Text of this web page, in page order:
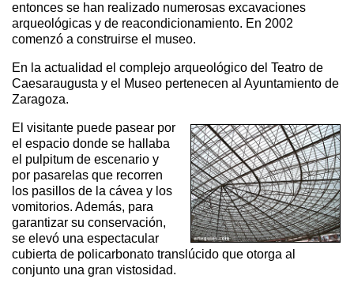
entonces se han realizado numerosas excavaciones
arqueológicas y de reacondicionamiento. En 2002
comenzó a construirse el museo.
En la actualidad el complejo arqueológico del Teatro de
Caesaraugusta y el Museo pertenecen al Ayuntamiento de
Zaragoza.
El visitante puede pasear por
el espacio donde se hallaba
el pulpitum de escenario y
por pasarelas que recorren
los pasillos de la cávea y los
vomitorios. Además, para
garantizar su conservación,
se elevó una espectacular
cubierta de policarbonato translúcido que otorga al
conjunto una gran vistosidad.